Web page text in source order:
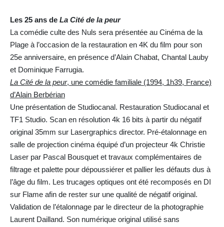
Les 25 ans de La Cité de la peur
La comédie culte des Nuls sera présentée au Cinéma de la
Plage à l’occasion de la restauration en 4K du film pour son
25e anniversaire, en présence d’Alain Chabat, Chantal Lauby
et Dominique Farrugia.
La Cité de la peur, une comédie familiale (1994, 1h39, France)
d’Alain Berbérian
Une présentation de Studiocanal. Restauration Studiocanal et
TF1 Studio. Scan en résolution 4k 16 bits à partir du négatif
original 35mm sur Lasergraphics director. Pré-étalonnage en
salle de projection cinéma équipé d’un projecteur 4k Christie
Laser par Pascal Bousquet et travaux complémentaires de
filtrage et palette pour dépoussiérer et pallier les défauts dus à
l’âge du film. Les trucages optiques ont été recomposés en DI
sur Flame afin de rester sur une qualité de négatif original.
Validation de l’étalonnage par le directeur de la photographie
Laurent Dailland. Son numérique original utilisé sans